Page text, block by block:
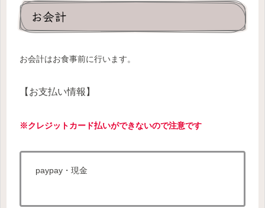
お会計
お会計はお食事前に行います。
【お支払い情報】
※クレジットカード払いができないので注意です
paypay・現金